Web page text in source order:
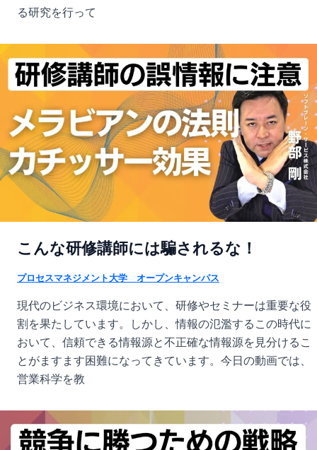
る研究を行って
こんな研修講師には騙されるな！
プロセスマネジメント大学 オープンキャンパス
現代のビジネス環境において、研修やセミナーは重要な役
割を果たしています。しかし、情報の氾濫するこの時代に
おいて、信頼できる情報源と不正確な情報源を見分けるこ
とがますます困難になってきています。今日の動画では、
営業科学を教